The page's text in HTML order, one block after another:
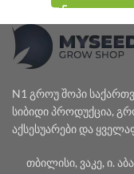
N1 გროუ შოპი
სიბიდი პროდუქცია,
აქსესუარები და
თბილისი, ვაკე, ი.